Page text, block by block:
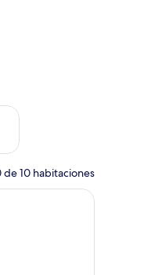
fin de semana ago
de 10 habitaciones
hotel con una cama grande,